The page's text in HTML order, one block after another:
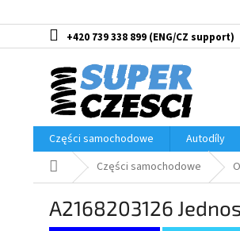
+420 739 338 899
Części samochodowe
Autodíly
Home Części samochodowe
A2168203126